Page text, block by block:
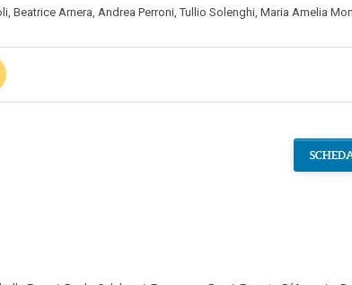
, Beatrice Arnera Andrea Perroni,Tullio Solenghi, Maria Amelia